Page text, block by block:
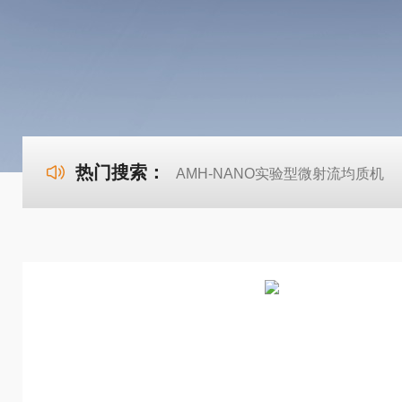
热门搜索： AMH-NANO实验型微射流均质机